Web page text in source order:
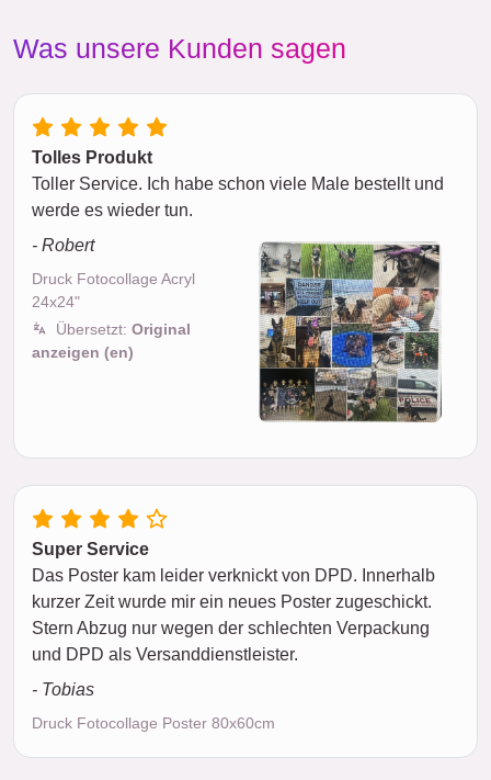
Was unsere Kunden sagen
Tolles Produkt
Toller Service. Ich habe schon viele Male bestellt und
werde es wieder tun.
- Robert
Druck Fotocollage Acryl
24x24"
Übersetzt: Original
anzeigen (en)
Super Service
Das Poster kam leider verknickt von DPD. Innerhalb
kurzer Zeit wurde mir ein neues Poster zugeschickt.
Stern Abzug nur wegen der schlechten Verpackung
und DPD als Versanddienstleister.
- Tobias
Druck Fotocollage Poster 80x60cm